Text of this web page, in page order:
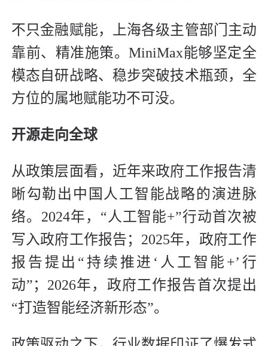
不只金融赋能，上海各级主管部门主动
靠前、精准施策。MiniMax能够坚定全
模态自研战略、稳步突破技术瓶颈，全
方位的属地赋能功不可没。
开源走向全球
从政策层面看，近年来政府工作报告清
晰勾勒出中国人工智能战略的演进脉
络。2024年，“人工智能+”行动首次被
写入政府工作报告；2025年，政府工作
报告提出“持续推进‘人工智能+’行
动”；2026年，政府工作报告首次提出
“打造智能经济新形态”。